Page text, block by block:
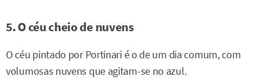
5. O céu cheio de nuvens
O céu pintado por Portinari é o de um dia comum, com
volumosas nuvens que agitam-se no azul.